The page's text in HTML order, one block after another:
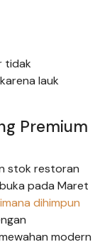
tidak
lauk
Premium
stok restoran
pada Maret
dihimpun
modern